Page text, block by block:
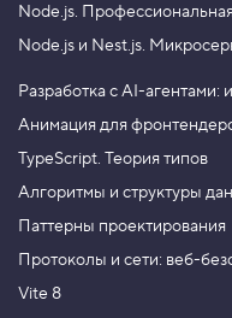
Node.js.
Node.js и Nest.js.
Разработка с AI-
Анимация для
TypeScript. Теория типов
Алгоритмы и структуры
Паттерны проектирования
Протоколы и сети: веб-
Vite 8